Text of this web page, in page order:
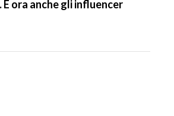
ora anche gli influencer